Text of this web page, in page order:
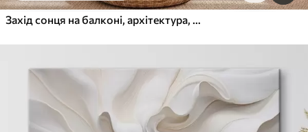
Захід сонця на балконі, архітектура, квітучі квіти, акварельний стиль, середземноморський